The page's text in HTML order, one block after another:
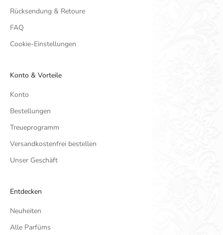
Rücksendung & Retoure
FAQ
Cookie-Einstellungen
Konto & Vorteile
Konto
Bestellungen
Treueprogramm
Versandkostenfrei bestellen
Unser Geschäft
Entdecken
Neuheiten
Alle Parfüms